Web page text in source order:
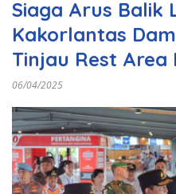
Siaga Arus Balik
Kakorlantas
Tinjau Rest Area
06/04/2025